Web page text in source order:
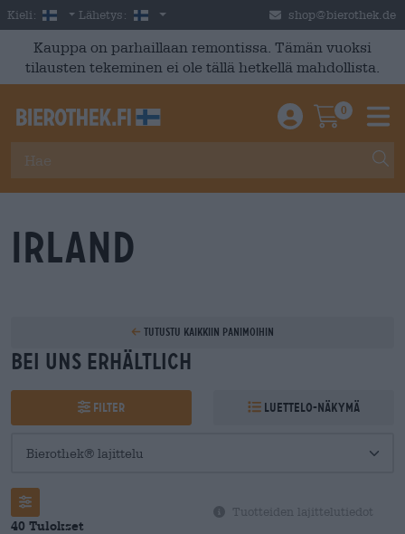
Skip to main content
Kieli: Finnish
Lähetys: Suomi shop@bierothek.de
Kauppa on parhaillaan remontissa. Tämän vuoksi
tilausten tekeminen ei ole tällä hetkellä mahdollista.
Einloggen /
0
Irland
Tutustu kaikkiin panimoihin
Bei uns erhältlich
Filter Luettelo-näkymä
40 Tulokset
Tuotteiden lajittelutiedot